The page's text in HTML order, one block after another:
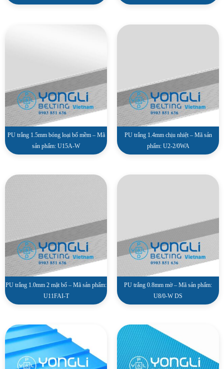
PU trắng 1.5mm bóng loại bố mềm – Mã
sản phẩm: U15A-W
PU trắng 1.4mm chịu nhiệt – Mã sản
phẩm: U2-2/0WA
PU trắng 1.0mm 2 mặt bố – Mã sản phẩm:
U11FAI-T
PU trắng 0.8mm mờ – Mã sản phẩm:
U8/0-W DS